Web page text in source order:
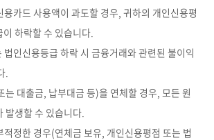
용카드 사용액이 과도할 경우, 귀하의 개인신용평
하락할 수 있습니다.
법인신용등급 하락 시 금융거래와 관련된 불이익
.
는 대출금, 납부대금 등)을 연체할 경우, 모든 원
발생할 수 있습니다.
적정한 경우(연체금 보유, 개인신용평점 또는 법